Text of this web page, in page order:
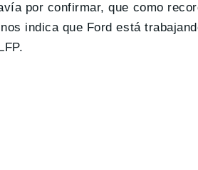
por confirmar, que como
indica que Ford está